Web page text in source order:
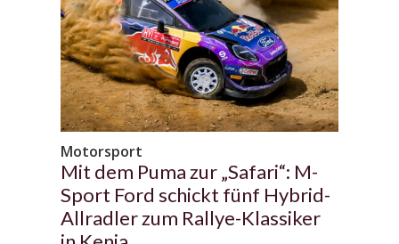
Motorsport
Mit dem Puma zur „Safari“: M-
Sport Ford schickt fünf Hybrid-
Allradler zum Rallye-Klassiker